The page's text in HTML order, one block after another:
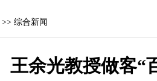
>> 综合新闻
王余光教授做客“